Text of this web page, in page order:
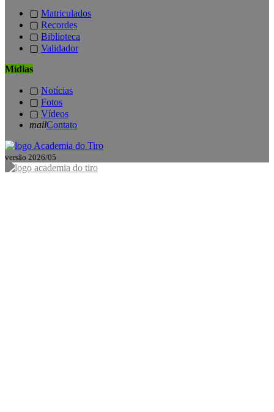
▢ Matriculados
▢ Recordes
▢ Biblioteca
▢ Validador
Mídias
▢ Notícias
▢ Fotos
▢ Vídeos
mailContato
versão 2026/05